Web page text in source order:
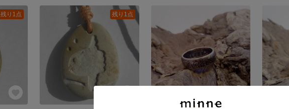
残り1点 残り1点